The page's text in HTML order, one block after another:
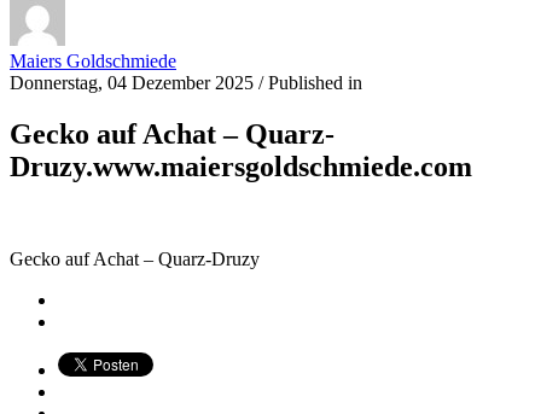
Maiers Goldschmiede
Donnerstag, 04 Dezember 2025 /Published in
Gecko auf Achat – Quarz-
Druzy.www.maiersgoldschmiede.com
Gecko auf Achat – Quarz-Druzy